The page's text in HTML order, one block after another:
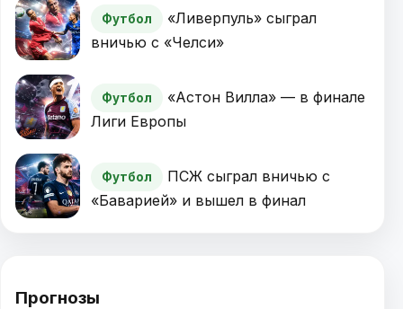
Футбол
«Ливерпуль» сыграл
вничью с «Челси»
Футбол
«Астон Вилла» — в финале
Лиги Европы
Футбол
ПСЖ сыграл вничью с
«Баварией» и вышел в финал
Прогнозы